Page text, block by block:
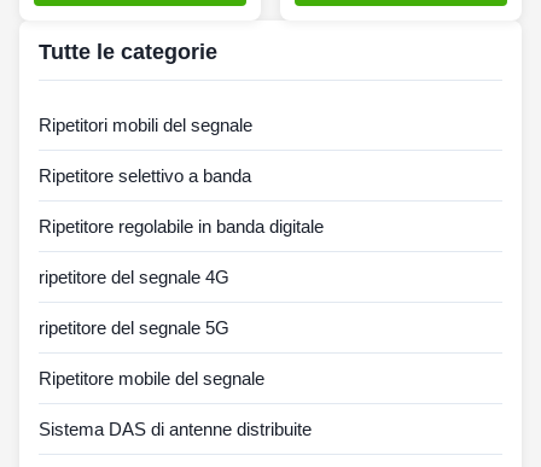
Tutte le categorie
Ripetitori mobili del segnale
Ripetitore selettivo a banda
Ripetitore regolabile in banda digitale
ripetitore del segnale 4G
ripetitore del segnale 5G
Ripetitore mobile del segnale
Sistema DAS di antenne distribuite